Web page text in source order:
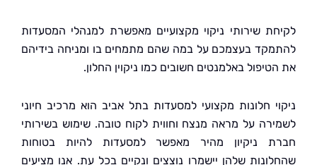
שירותי ניקוי מקצועיים מאפשרת למנהלי המסעדות
בעצמכם על במה שהם מתמחים בו ומניחה בידיהם
באלמנטים חשובים כמו ניקוין החלון.
חלונות מקצועי למסעדות בתל אביב הוא מרכיב חיוני
על מראה מנצח וחווית לקוח טובה. שימוש בשירותי
ניקיון מהיר מאפשר למסעדות להיות בטוחות
שלהן יישמרו נוצצים ונקיים בכל עת. אנו מציעים